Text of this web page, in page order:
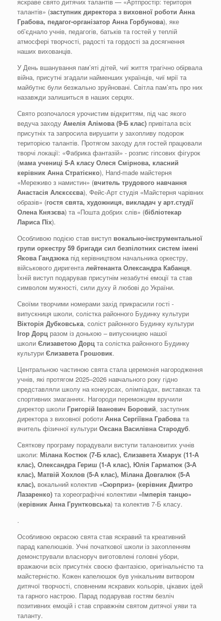
яскраве свято дитячих талантів — «Артпростір: територія
талантів» (заступник директора з виховної роботи Анна
Грабова, педагог-організатор Анна Горбунова), яке
об’єднало учнів, педагогів, батьків та гостей у теплій
атмосфері творчості, радості та гордості за досягнення
наших вихованців.
У День вшанування пам’яті дітей, чиї життя трагічно обірвала
війна, присутні згадали найменших українців, чиї мрії та
майбутнє були безжально зруйновані. Світла пам’ять про них
назавжди залишиться в наших серцях.
Свято розпочалося урочистим відкриттям, під час якого
ведуча заходу Амелія Алімова (9-Б клас) привітала всіх
присутніх та запросила вирушити у захопливу подорож
територією талантів. Протягом заходу для гостей працювали
творчі локації: «Фабрика фантазій» - розпис гіпсових фігурок
(мамаучениці 5-А класу Олеся Смірнова, класний
керівник Анна Стратієнко), Hand-made майстерня
«Мереживо з намистин» (вчитель трудового навчання
Анастасія Алєксєєва), Фейс-Арт студія «Майстерня чарівних
образів» (гостя свята, художниця, викладач у арт.студії
Олена Князєва) та «Пошта добрих слів» (бібліотекар
Лариса Піх).
Особливою подією став виступ вокально-інструментальної
групи оркестру 59 бригади сил безпілотних систем імені
Якова Гандзюкапід керівництвом начальника оркестру,
військового диригенталейтенанта Олександра Кабанця.
Їхній виступ подарував присутнім незабутні емоції та став
символом мужності, сили духу й любові до України.
Своїми творчими номерами захід прикрасили гості -
випускниця школи, солістка районного Будинку культури
Вікторія Дубковська, соліст районного Будинку культури
Ігор Дорц разом із донькою – випускницею нашої
школи Єлизаветою Дорц та солістка районного Будинку
культури Єлизавета Грошовик.
Центральною частиною свята стала церемонія нагородження
учнів, які протягом 2025–2026 навчального року гідно
представляли школу на конкурсах, олімпіадах, виставках та
спортивних змаганнях. Нагороди переможцям вручили
директор школи Григорій Іванович Боровий, заступник
директора з виховної роботи Анна Сергіївна Грабовата
вчитель фізичної культури Оксана Василівна Стародуб.
Святкову програму порадували виступи талановитих учнів
школи: Мілана Костюк (7-Б клас), Єлизавета Хмарук (11-А
клас), Олександра Гериш (1-А клас), Юлія Гарматюк (3-А
клас), Матвій Хохлов (5-А клас), Мілана Довгалюк (5-А
клас), вокальний колектив «Сюрприз» (керівник Дмитро
Лазаренко) та хореографічні колективи «Імперія танцю»
(керівник Анна Грунтковська) та колектив 7-Б класу.
.
Особливою окрасою свята став яскравий та креативний
парад капелюшків. Учні початкової школи із захопленням
демонстрували власноруч виготовлені головні убори,
вражаючи всіх присутніх своєю фантазією, оригінальністю та
майстерністю. Кожен капелюшок був унікальним витвором
дитячої творчості, сповненим яскравих кольорів, цікавих ідей
та гарного настрою. Парад подарував гостям безліч
позитивних емоцій і став справжнім святом дитячої уяви та
таланту.